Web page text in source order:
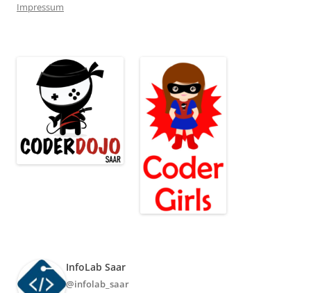
Impressum
InfoLab Saar
@infolab_saar